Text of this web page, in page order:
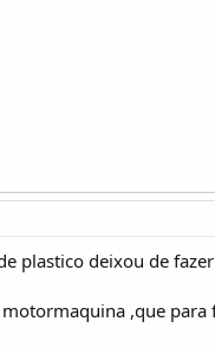
plastico deixou de
,que para